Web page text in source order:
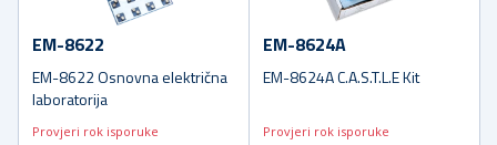
EM-8622
EM-8622 Osnovna električna
laboratorija
Provjeri rok isporuke
EM-8624A
EM-8624A C.A.S.T.L.E Kit
Provjeri rok isporuke